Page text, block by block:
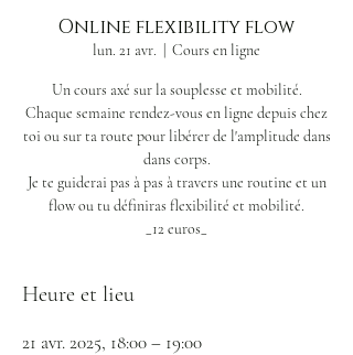
Online flexibility flow
lun. 21 avr. Cours en ligne
Un cours axé sur la souplesse et mobilité.
Chaque semaine rendez-vous en ligne depuis chez
toi ou sur ta route pour libérer de l'amplitude dans
dans corps.
Je te guiderai pas à pas à travers une routine et un
flow ou tu définiras flexibilité et mobilité.
_12 euros_
Heure et lieu
21 avr. 2025, 18:00 – 19:00